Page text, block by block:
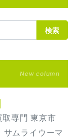
検索
New column
専門 東京市
サムライウーマ